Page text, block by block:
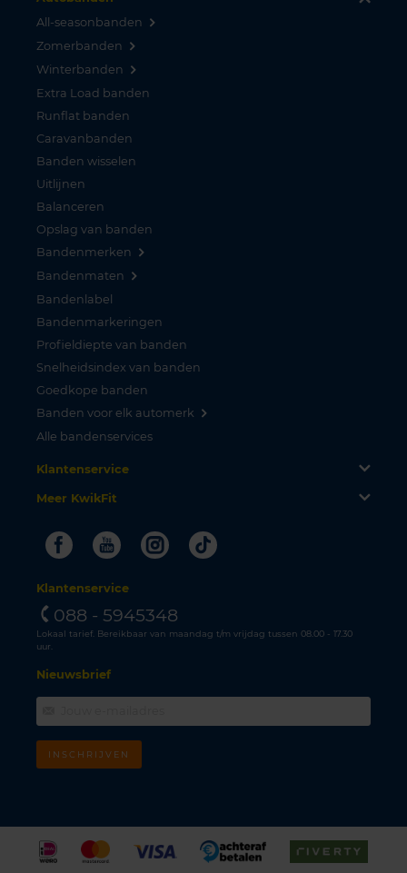
All-seasonbanden
Zomerbanden
Winterbanden
Extra Load banden
Runflat banden
Caravanbanden
Banden wisselen
Uitlijnen
Balanceren
Opslag van banden
Bandenmerken
Bandenmaten
Bandenlabel
Bandenmarkeringen
Profieldiepte van banden
Snelheidsindex van banden
Goedkope banden
Banden voor elk automerk
Alle bandenservices
Klantenservice
Meer KwikFit
FacebookYoutubeInstagram
Tiktok
Klantenservice
088 - 5945348
Lokaal tarief. Bereikbaar van maandag t/m vrijdag tussen 08.00 - 17.30
uur.
Nieuwsbrief
INSCHRIJVEN